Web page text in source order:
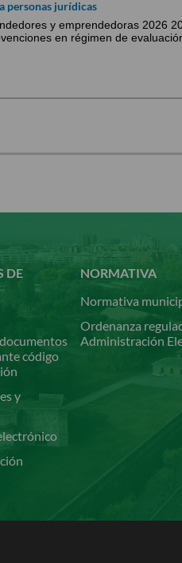
personas jurídicas
y emprendedoras 2026
en régimen de
DE
código
y
NORMATIVA
Normativa
Ordenanza
Administración